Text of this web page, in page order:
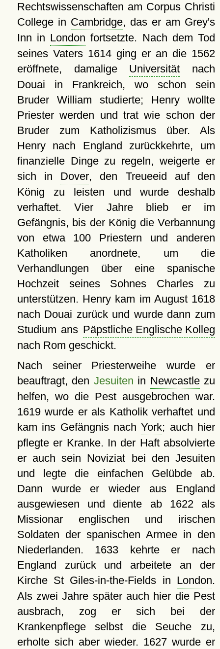
Rechtswissenschaften am Corpus Christi
College in Cambridge, das er am Grey's
Inn in London fortsetzte. Nach dem Tod
seines Vaters 1614 ging er an die 1562
eröffnete, damalige Universität nach
Douai in Frankreich, wo schon sein
Bruder William studierte; Henry wollte
Priester werden und trat wie schon der
Bruder zum Katholizismus über. Als
Henry nach England zurückkehrte, um
finanzielle Dinge zu regeln, weigerte er
sich in Dover, den Treueeid auf den
König zu leisten und wurde deshalb
verhaftet. Vier Jahre blieb er im
Gefängnis, bis der König die Verbannung
von etwa 100 Priestern und anderen
Katholiken anordnete, um die
Verhandlungen über eine spanische
Hochzeit seines Sohnes Charles zu
unterstützen. Henry kam im August 1618
nach Douai zurück und wurde dann zum
Studium ans Päpstliche Englische Kolleg
nach Rom geschickt.
Nach seiner Priesterweihe wurde er
beauftragt, den Jesuiten in Newcastlezu
helfen, wo die Pest ausgebrochen war.
1619 wurde er als Katholik verhaftet und
kam ins Gefängnis nachYork; auch hier
pflegte er Kranke. In der Haft absolvierte
er auch sein Noviziat bei den Jesuiten
und legte die einfachen Gelübde ab.
Dann wurde er wieder aus England
ausgewiesen und diente ab 1622 als
Missionar englischen und irischen
Soldaten der spanischen Armee in den
Niederlanden. 1633 kehrte er nach
England zurück und arbeitete an der
Kirche St Giles-in-the-Fields in London.
Als zwei Jahre später auch hier die Pest
ausbrach, zog er sich bei der
Krankenpflege selbst die Seuche zu,
erholte sich aber wieder. 1627 wurde er